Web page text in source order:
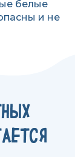
белые
и не